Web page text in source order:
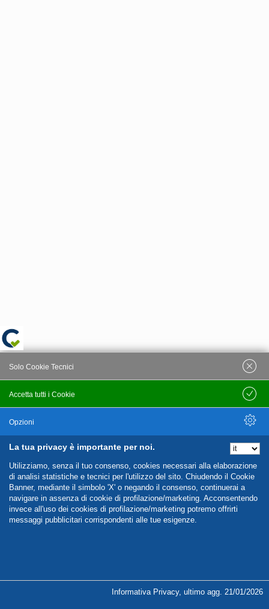
La tua privacy è importante per noi.
Utilizziamo, senza il tuo consenso, cookies necessari alla elaborazione
di analisi statistiche e tecnici per l'utilizzo del sito. Chiudendo il Cookie
Banner, mediante il simbolo 'X' o negando il consenso, continuerai a
navigare in assenza di cookie di profilazione/marketing. Acconsentendo
invece all'uso dei cookies di profilazione/marketing potremo offrirti
messaggi pubblicitari corrispondenti alle tue esigenze.
Accetta tutti i Cookie
Solo Cookie Tecnici
Salva
Opzioni
Nascondi Opzioni
Informativa Privacy, ultimo agg. 21/01/2026